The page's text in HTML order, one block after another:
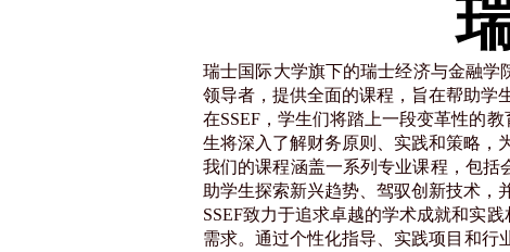
瑞士国际大学旗下的瑞士经济与金融学
领导者，提供全面的课程，旨在帮助学
在SSEF，学生们将踏上一段变革性的
生将深入了解财务原则、实践和策略，
我们的课程涵盖一系列专业课程，包
助学生探索新兴趋势、驾驭创新技术，
SSEF致力于追求卓越的学术成就和实
需求。通过个性化指导、实践项目和行